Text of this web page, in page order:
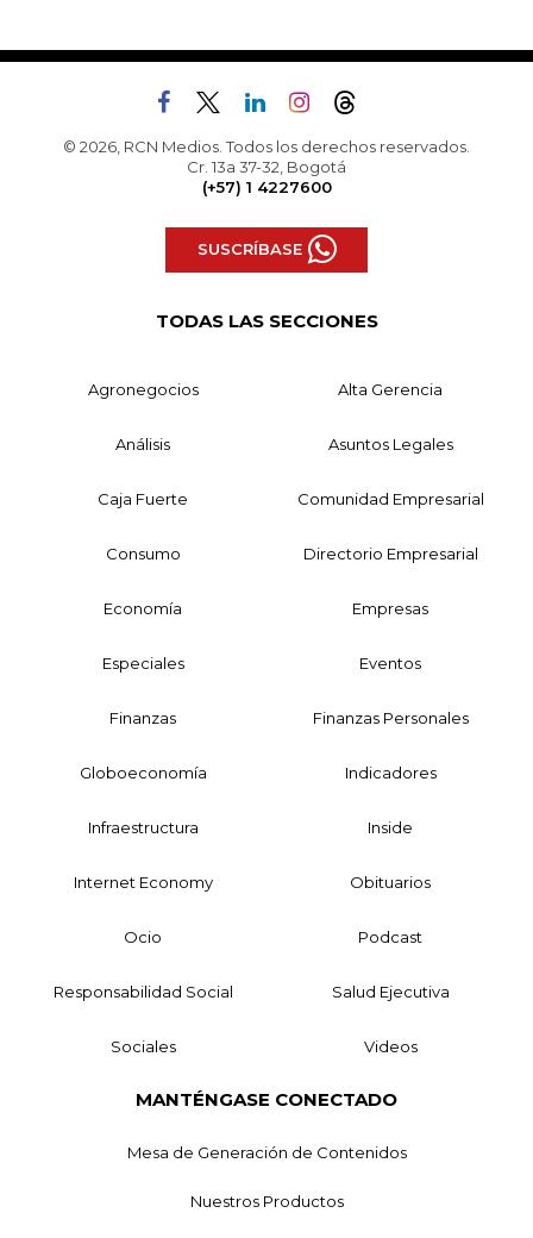
© 2026, RCN Medios. Todos los derechos reservados.
Cr. 13a 37-32, Bogotá
(+57) 1 4227600
SUSCRÍBASE
TODAS LAS SECCIONES
Agronegocios Alta Gerencia
Análisis Asuntos Legales
Caja Fuerte Comunidad Empresarial
Consumo Directorio Empresarial
Economía Empresas
Especiales Eventos
Finanzas Finanzas Personales
Globoeconomía Indicadores
Infraestructura Inside
Internet Economy Obituarios
Ocio Podcast
Responsabilidad Social Salud Ejecutiva
Sociales Videos
MANTÉNGASE CONECTADO
Mesa de Generación de Contenidos
Nuestros Productos